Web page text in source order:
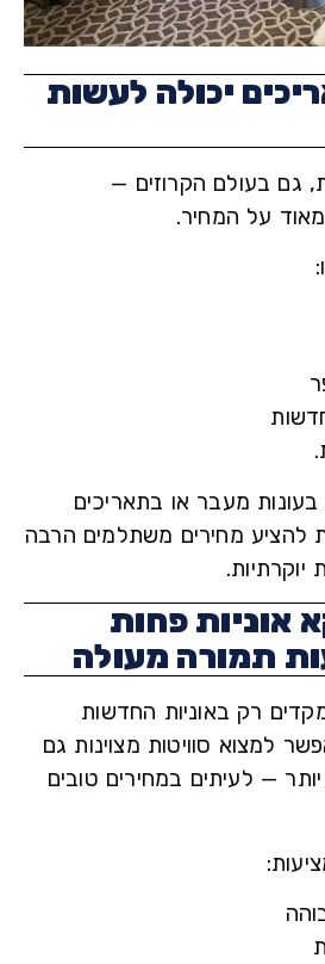
יכולה לעשות
הקרוזים —
המחיר.
מעבר או בתאריכים
מחירים משתלמים הרבה
פחות
מעולה
באוניות החדשות
סוויטות מצוינות גם
לעיתים במחירים טובים